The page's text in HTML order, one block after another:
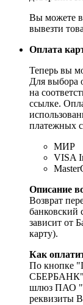
Вы можете
вывезти
Оплата
Теперь вы
Для выбора
на
ссылке.
платежных
МИР
VISA
Описание
Возврат
банковский
зависит от
карту).
Как
По кнопке
СБЕРБАНК"
шлюз ПАО
реквизиты